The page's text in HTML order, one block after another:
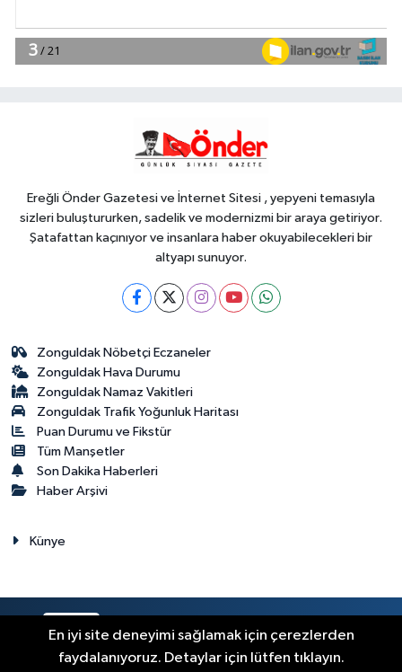
11:37
açılacak
Ereğli Önder Gazetesi ve İnternet Sitesi , yepyeni temasıyla
sizleri buluştururken, sadelik ve modernizmi bir araya getiriyor.
Şatafattan kaçınıyor ve insanlara haber okuyabilecekleri bir
altyapı sunuyor.
Zonguldak Nöbetçi Eczaneler
Zonguldak Hava Durumu
Zonguldak Namaz Vakitleri
Zonguldak Trafik Yoğunluk Haritası
Puan Durumu ve Fikstür
Tüm Manşetler
Son Dakika Haberleri
Haber Arşivi
Künye
RSS Copyright © 2023. Her hakkı saklıdır.
En iyi site deneyimi sağlamak için çerezlerden
faydalanıyoruz. Detaylar için lütfen tıklayın.